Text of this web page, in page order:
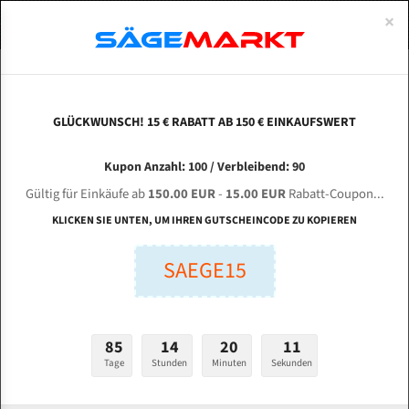
Mega BS-450 HAAS Bi-Metal M42 HSS
Bandsägeblatt
Länge (mm):
Stärken + Zahnteilung:
mm
ABOUTS
ENGLISH
Bi-Metall Meterware
Fleischerei Bandsägeblätter
Bandmesser Glatt Meterware
Konvex Meterware
×
GLÜCKWUNSCH! 15 € RABATT AB 150 € EINKAUFSWERT
Kupon Anzahl: 100 / Verbleibend: 90
Gültig für Einkäufe ab150.00 EUR- 15.00 EURRabatt-Coupon...
KLICKEN SIE UNTEN, UM IHREN GUTSCHEINCODE ZU KOPIEREN
SAEGE15
85
Tage
14
Stunden
20
Minuten
10
Sekunden